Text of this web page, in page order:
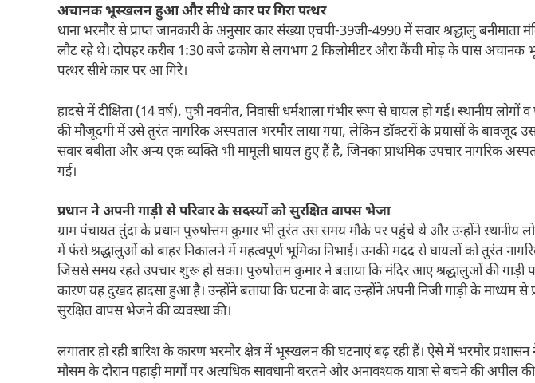
अचानक भूस्खलन हुआ और सीधे कार पर गिरा पत्थर
थाना भरमौर से प्राप्त जानकारी के अनुसार कार संख्या एचपी-39जी-4990 में सवार श्रद्धालु बनीमाता
लौट रहे थे। दोपहर करीब 1:30 बजे ढकोग से लगभग 2 किलोमीटर औरा कैंची मोड़ के पास
पत्थर सीधे कार पर आ गिरे।
हादसे में दीक्षिता (14 वर्ष), पुत्री नवनीत, निवासी धर्मशाला गंभीर रूप से घायल हो गई। स्थानीय लोगों
की मौजूदगी में उसे तुरंत नागरिक अस्पताल भरमौर लाया गया, लेकिन डॉक्टरों के प्रयासों के बावजूद
सवार बबीता और अन्य एक व्यक्ति भी मामूली घायल हुए हैं है, जिनका प्राथमिक उपचार नागरिक
गई।
प्रधान ने अपनी गाड़ी से परिवार के सदस्यों को सुरक्षित वापस भेजा
ग्राम पंचायत तुंदा के प्रधान पुरुषोत्तम कुमार भी तुरंत उस समय मौके पर पहुंचे थे और उन्होंने स्थानीय
में फंसे श्रद्धालुओं को बाहर निकालने में महत्वपूर्ण भूमिका निभाई। उनकी मदद से घायलों को तुरंत
जिससे समय रहते उपचार शुरू हो सका। पुरुषोत्तम कुमार ने बताया कि मंदिर आए श्रद्धालुओं की गाड़ी
कारण यह दुखद हादसा हुआ है। उन्होंने बताया कि घटना के बाद उन्होंने अपनी निजी गाड़ी के माध्यम से
सुरक्षित वापस भेजने की व्यवस्था की।
लगातार हो रही बारिश के कारण भरमौर क्षेत्र में भूस्खलन की घटनाएं बढ़ रही हैं। ऐसे में भरमौर
मौसम के दौरान पहाड़ी मार्गों पर अत्यधिक सावधानी बरतने और अनावश्यक यात्रा से बचने की अपील